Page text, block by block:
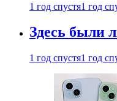
1 год спустя1 год
Здесь были
1 год спустя1 год